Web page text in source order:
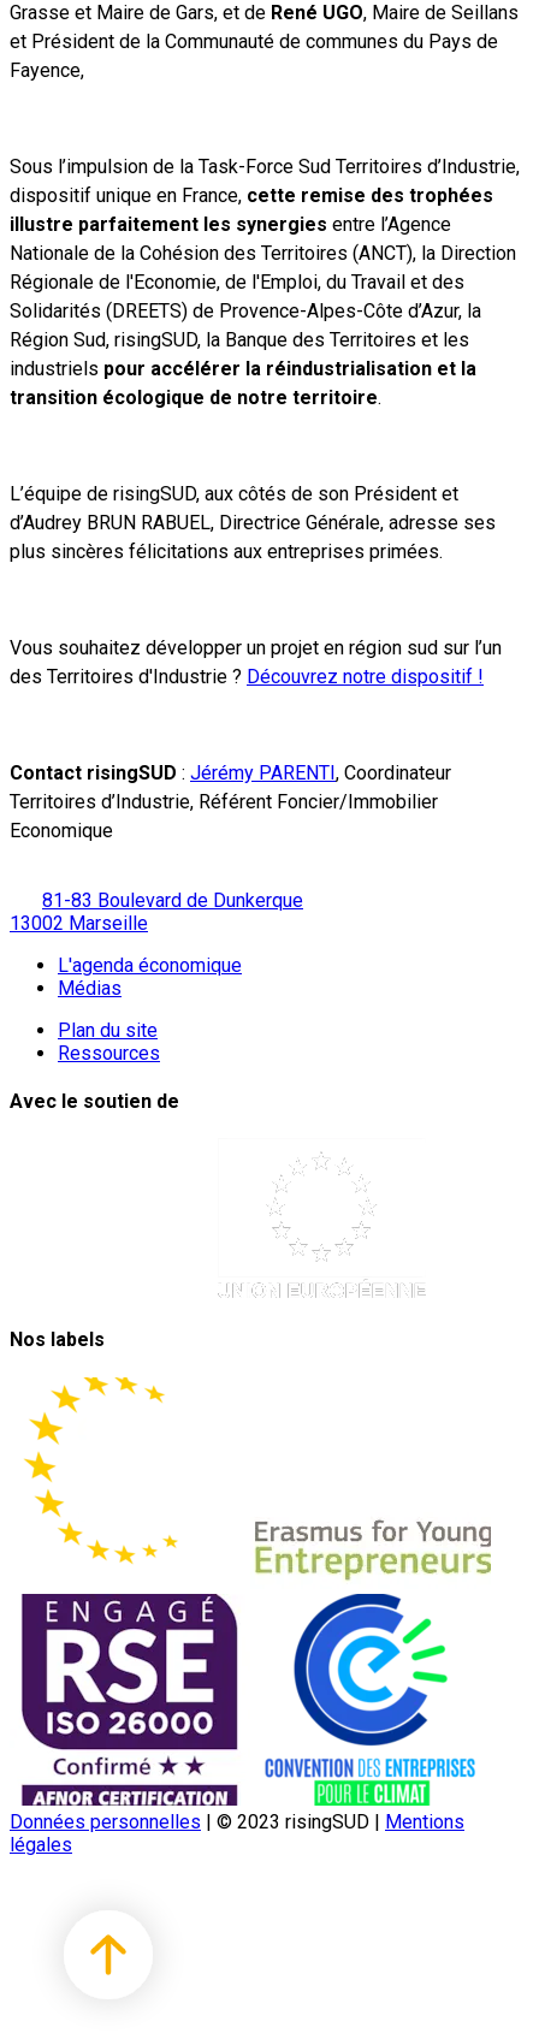
Grasse et Maire de Gars, et de René UGO, Maire de Seillans
et Président de la Communauté de communes du Pays de
Fayence,
Sous l’impulsion de la Task-Force Sud Territoires d’Industrie,
dispositif unique en France, cette remise des trophées
illustre parfaitement les synergies entre l’Agence
Nationale de la Cohésion des Territoires (ANCT), la Direction
Régionale de l'Economie, de l'Emploi, du Travail et des
Solidarités (DREETS) de Provence-Alpes-Côte d’Azur, la
Région Sud, risingSUD, la Banque des Territoires et les
industriels pour accélérer la réindustrialisation et la
transition écologique de notre territoire.
L’équipe de risingSUD, aux côtés de son Président et
d’Audrey BRUN RABUEL, Directrice Générale, adresse ses
plus sincères félicitations aux entreprises primées.
Vous souhaitez développer un projet en région sud sur l’un
des Territoires d'Industrie ? Découvrez notre dispositif !
Contact risingSUD : Jérémy PARENTI, Coordinateur
Territoires d’Industrie, Référent Foncier/Immobilier
Economique
81-83 Boulevard de Dunkerque
13002 Marseille
L'agenda économique
Médias
Plan du site
Ressources
Avec le soutien de
Nos labels
Données personnelles | © 2023 risingSUD | Mentions
légales